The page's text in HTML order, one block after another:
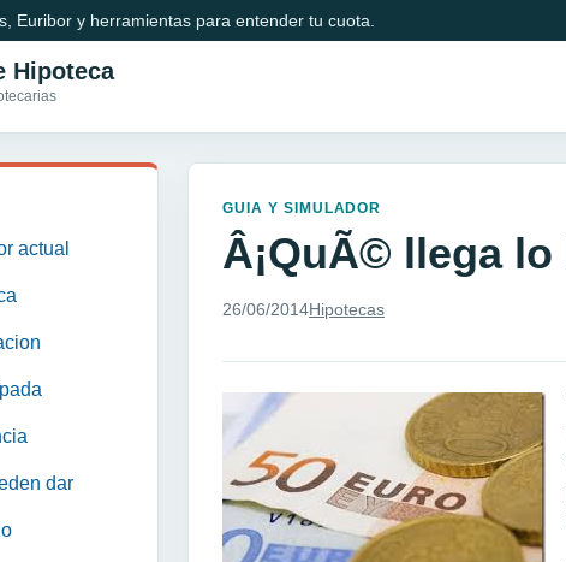
Euribor y herramientas para entender tu cuota.
Hipoteca
actual
dar
GUIA Y SIMULADOR
Â¡QuÃ© llega lo
26/06/2014Hipotecas